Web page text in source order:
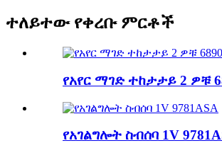
ተለይተው የቀረቡ ምርቶች
የአየር ማገድ ተከታታይ 2 ዎቹ
የአገልግሎት ስብሰባ 1V